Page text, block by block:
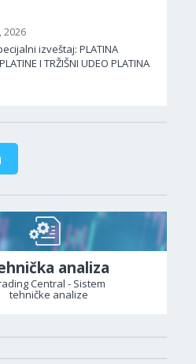
2026
izveštaj: PLATINA
I TRŽIŠNI UDEO PLATINA
analiza
Central - Sistem
tehničke analize